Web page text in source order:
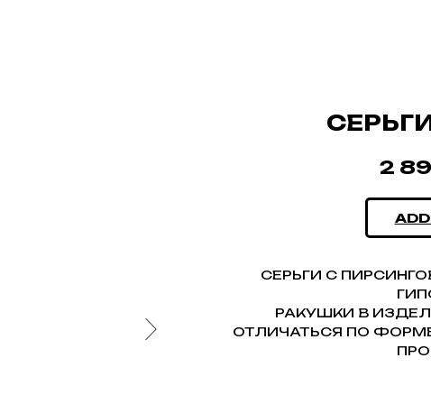
СЕРЬГИ
2
СЕРЬГИ С
РАКУШКИ В
ОТЛИЧАТЬСЯ ПО